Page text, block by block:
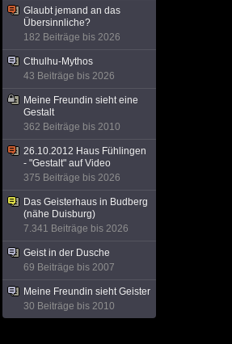
Glaubt jemand an das
Übersinnliche?
182 Beiträge bis 2026
Cthulhu-Mythos
43 Beiträge bis 2026
Meine Freundin sieht eine
Gestalt
362 Beiträge bis 2010
26.10.2012 Haus Fühlingen
- "Gestalt" auf Video
375 Beiträge bis 2026
Das Geisterhaus in Budberg
(nähe Duisburg)
7.341 Beiträge bis 2026
Geist in der Dusche
69 Beiträge bis 2007
Meine Freundin sieht Geister
30 Beiträge bis 2010